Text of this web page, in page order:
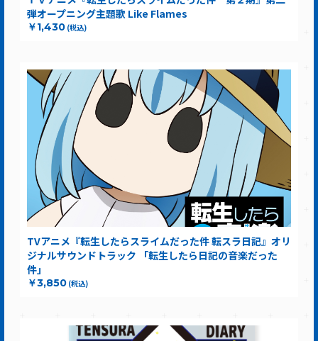
弾オープニング主題歌 Like Flames
￥1,430(税込)
TVアニメ『転生したらスライムだった件 転スラ日記』オリ
ジナルサウンドトラック 「転生したら日記の音楽だった
件」
￥3,850(税込)